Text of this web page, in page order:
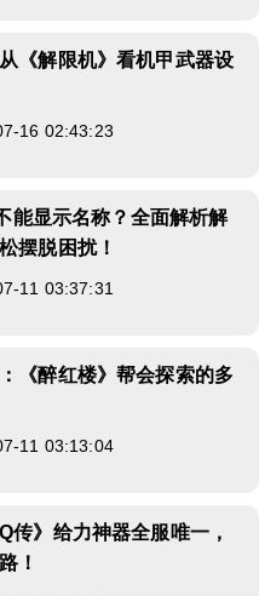
《解限机》看机甲武器设
16 02:43:23
能显示名称？全面解析解
摆脱困扰！
11 03:37:31
《醉红楼》帮会探索的多
11 03:13:04
传》给力神器全服唯一，
！